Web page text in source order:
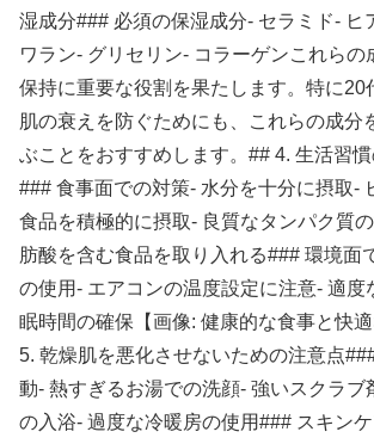
湿成分### 必須の保湿成分- セラミド- ヒ
ワラン- グリセリン- コラーゲンこれらの
保持に重要な役割を果たします。特に20
肌の衰えを防ぐためにも、これらの成分
ぶことをおすすめします。## 4. 生活習
### 食事面での対策- 水分を十分に摂取-
食品を積極的に摂取- 良質なタンパク質
肪酸を含む食品を取り入れる### 環境面
の使用- エアコンの温度設定に注意- 適度
眠時間の確保【画像: 健康的な食事と快
5. 乾燥肌を悪化させないための注意点
動- 熱すぎるお湯での洗顔- 強いスクラブ
の入浴- 過度な冷暖房の使用### スキン